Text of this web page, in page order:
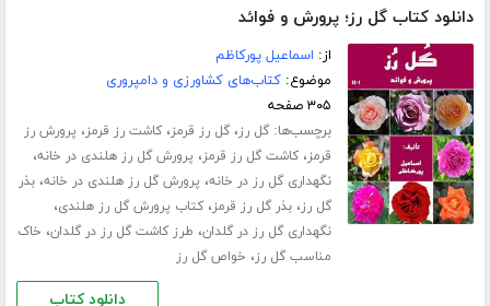
دانلود کتاب گل رز؛ پرورش و فوائد
از: اسماعیل پورکاظم
موضوع:کتاب‌های کشاورزی و دامپروری
۳۰۵ صفحه
برچسب‌ها:گل رز،گل رز قرمز،کاشت رز قرمز، پرورش رز
قرمز،کاشت گل رز قرمز، پرورش گل رز هلندی در خانه،
نگهداری گل رز در خانه، پرورش گل رز هلندی در خانه،بذر
گل رز،بذر گل رز قرمز،کتاب پرورش گل رز هلندی،
نگهداری گل رز در گلدان، طرز کاشت گل رز در گلدان، خاک
مناسب گل رز، خواص گل رز
دانلود کتاب